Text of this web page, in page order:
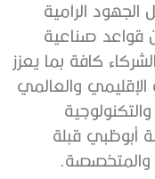
الرامية
قواعد صناعية
كافة بما يعزز
الإقليمي والعالمي
أبوظبي قبلة
والمتخصصة.